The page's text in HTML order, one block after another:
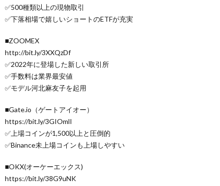
✅500種類以上の現物取引
✅下落相場で嬉しいショートのETFが充実
■ZOOMEX
http://bit.ly/3XXQzDf
✅2022年に登場した新しい取引所
✅手数料は業界最安値
✅モデル河北麻友子を起用
■Gate.io（ゲートアイオー）
https://bit.ly/3GIOmlI
✅上場コインが1,500以上と圧倒的
✅Binance未上場コインも上場しやすい
■OKX(オーケーエックス)
https://bit.ly/38G9uNK